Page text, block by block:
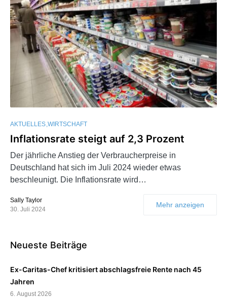
AKTUELLES WIRTSCHAFT
Inflationsrate steigt auf 2,3 Prozent
Der jährliche Anstieg der Verbraucherpreise in
Deutschland hat sich im Juli 2024 wieder etwas
beschleunigt. Die Inflationsrate wird…
Sally Taylor
30. Juli 2024
Mehr anzeigen
Neueste Beiträge
Ex-Caritas-Chef kritisiert abschlagsfreie Rente nach 45
Jahren
6. August 2026